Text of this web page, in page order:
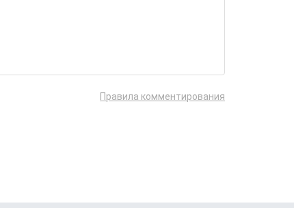
Правила комментирования